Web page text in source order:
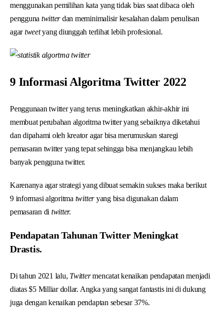
menggunakan pemilihan kata yang tidak bias saat dibaca oleh
pengguna twitterdan meminimalisir kesalahan dalam penulisan
agartweetyang diunggah terlihat lebih profesional.
9 Informasi Algoritma Twitter 2022
Penggunaan twitter yang terus meningkatkan akhir-akhir ini
membuat perubahan algoritma twitter yang sebaiknya diketahui
dan dipahami oleh kreator agar bisa merumuskan staregi
pemasaran twitter yang tepat sehingga bisa menjangkau lebih
banyak pengguna twitter.
Karenanya agar strategi yang dibuat semakin sukses maka berikut
9 informasi algoritma twitteryang bisa digunakan dalam
pemasaran di twitter.
Pendapatan Tahunan Twitter Meningkat
Drastis.
Di tahun 2021 lalu, Twittermencatat kenaikan pendapatan menjadi
diatas $5 Milliar dollar. Angka yang sangat fantastis ini di dukung
juga dengan kenaikan pendaptan sebesar 37%.